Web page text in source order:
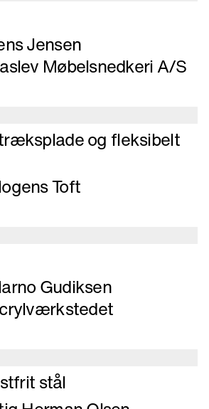
Jensen
Møbelsnedkeri A/S
og fleksibelt
Toft
Gudiksen
stål